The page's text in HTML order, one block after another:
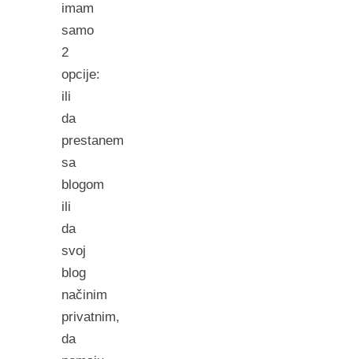
imam
samo
2
opcije:
ili
da
prestanem
sa
blogom
ili
da
svoj
blog
načinim
privatnim,
da